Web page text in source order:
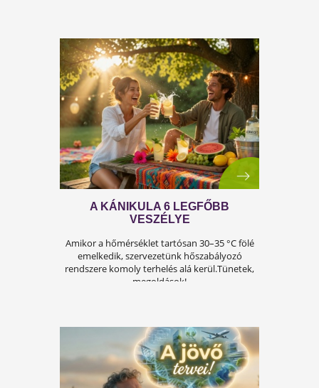
A FÉRFIASSÁG PROBLÉMÁJA:
OKAI, TÜNETEI ÉS LEHETSÉGES
MEGOLDÁSAI